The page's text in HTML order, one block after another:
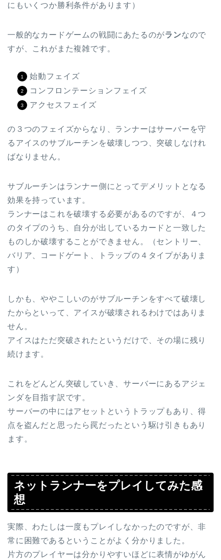
にもいくつか勝利条件があります）
一般的なカードゲームの戦闘にあたるのがランなので
すが、これがまた複雑です。
始動フェイズ
コンフロンテーションフェイズ
アクセスフェイズ
の３つのフェイズからなり、ランナーはサーバーを守
るアイスのサブルーチンを破壊しつつ、突破しなけれ
ばなりません。
サブルーチンはランナー側にとってデメリットとなる
効果を持っています。
ランナーはこれを破壊する必要があるのですが、４つ
のタイプのうち、自分が出しているカードと一致した
ものしか破壊することができません。（セントリー、
バリア、コードゲート、トラップの４タイプがありま
す）
しかも、ややこしいのがサブルーチンをすべて破壊し
たからといって、アイスが破壊されるわけではありま
せん。
アイスはただ突破されたというだけで、その場に残り
続けます。
これをどんどん突破していき、サーバーにあるアジェ
ンダを目指す訳です。
サーバーの中にはアセットというトラップもあり、得
点を盗んだと思ったら罠だったという駆け引きもあり
ます。
ネットランナーをプレイしてみた感
想
実際、わたしは一度もプレイしなかったのですが、非
常に困難であるということがよく分かりました。
片方のプレイヤーは分かりやすいほどに表情がゆがん